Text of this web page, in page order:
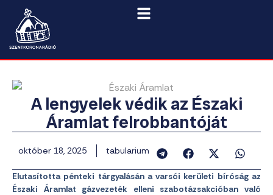
A lengyelek védik az Északi
Áramlat felrobbantóját
október 18, 2025 tabularium
Elutasította pénteki tárgyalásán a varsói kerületi bíróság az
Északi Áramlat gázvezeték elleni szabotázsakcióban való